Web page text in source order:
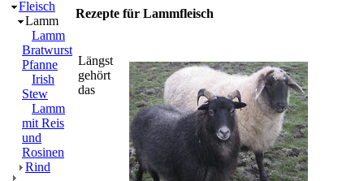
Fleisch
Lamm
Lamm
Bratwurst
Pfanne
Irish
Stew
Lamm
mit Reis
und
Rosinen
Rind
Rezepte für Lammfleisch
Längst
gehört
das